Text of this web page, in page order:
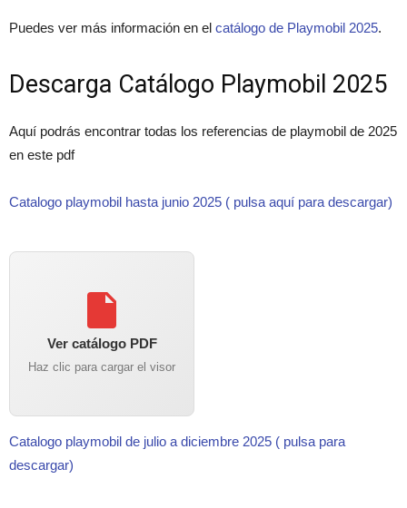
Puedes ver más información en el catálogo de Playmobil 2025.
Descarga Catálogo Playmobil 2025
Aquí podrás encontrar todas los referencias de playmobil de 2025
en este pdf
Catalogo playmobil hasta junio 2025 ( pulsa aquí para descargar)
Ver catálogo PDF
Haz clic para cargar el visor
Catalogo playmobil de julio a diciembre 2025 ( pulsa para
descargar)